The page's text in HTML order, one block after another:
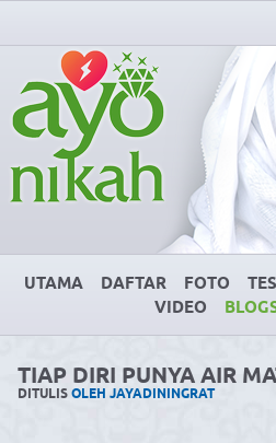
UTAMA DAFTAR FOTO
VIDEO
TIAP DIRI PUNYA AIR
DITULISOLEH JAYADININGRAT